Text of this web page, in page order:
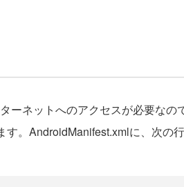
ネットへのアクセスが必要なの
。AndroidManifest.xmlに、次の